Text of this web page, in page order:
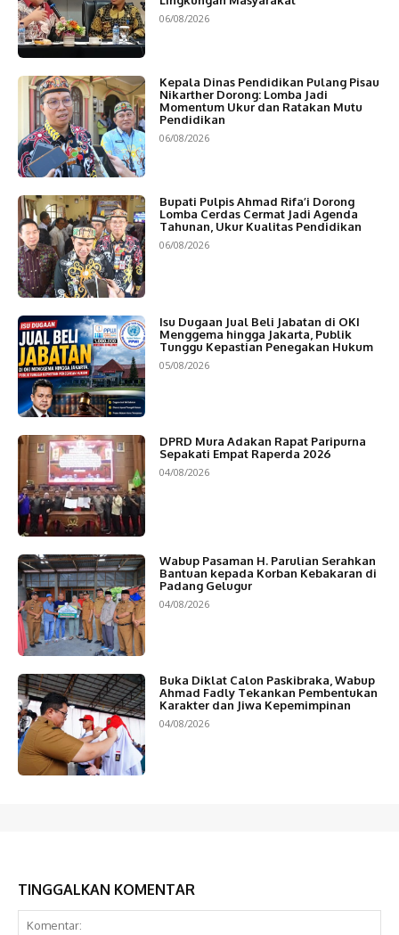
06/08/2026
Kepala Dinas Pendidikan Pulang Pisau
Nikarther Dorong: Lomba Jadi
Momentum Ukur dan Ratakan Mutu
Pendidikan
06/08/2026
Bupati Pulpis Ahmad Rifa’i Dorong
Lomba Cerdas Cermat Jadi Agenda
Tahunan, Ukur Kualitas Pendidikan
06/08/2026
Isu Dugaan Jual Beli Jabatan di OKI
Menggema hingga Jakarta, Publik
Tunggu Kepastian Penegakan Hukum
05/08/2026
DPRD Mura Adakan Rapat Paripurna
Sepakati Empat Raperda 2026
04/08/2026
Wabup Pasaman H. Parulian Serahkan
Bantuan kepada Korban Kebakaran di
Padang Gelugur
04/08/2026
Buka Diklat Calon Paskibraka, Wabup
Ahmad Fadly Tekankan Pembentukan
Karakter dan Jiwa Kepemimpinan
04/08/2026
TINGGALKAN KOMENTAR